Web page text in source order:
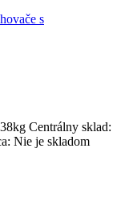
s
Centrálny sklad:
Nie je skladom